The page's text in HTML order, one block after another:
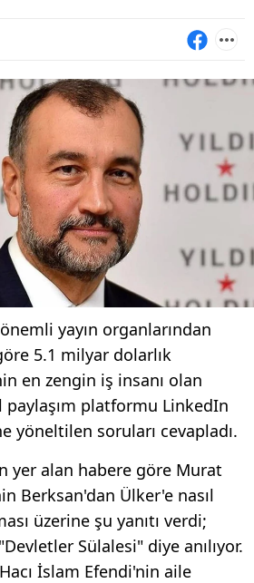
yayın organlarından
5.1 milyar dolarlık
en zengin iş insanı olan
paylaşım platformu LinkedIn
yöneltilen soruları cevapladı.
yer alan habere göre Murat
Berksan'dan Ülker'e nasıl
üzerine şu yanıtı verdi;
Sülalesi" diye anılıyor.
İslam Efendi'nin aile